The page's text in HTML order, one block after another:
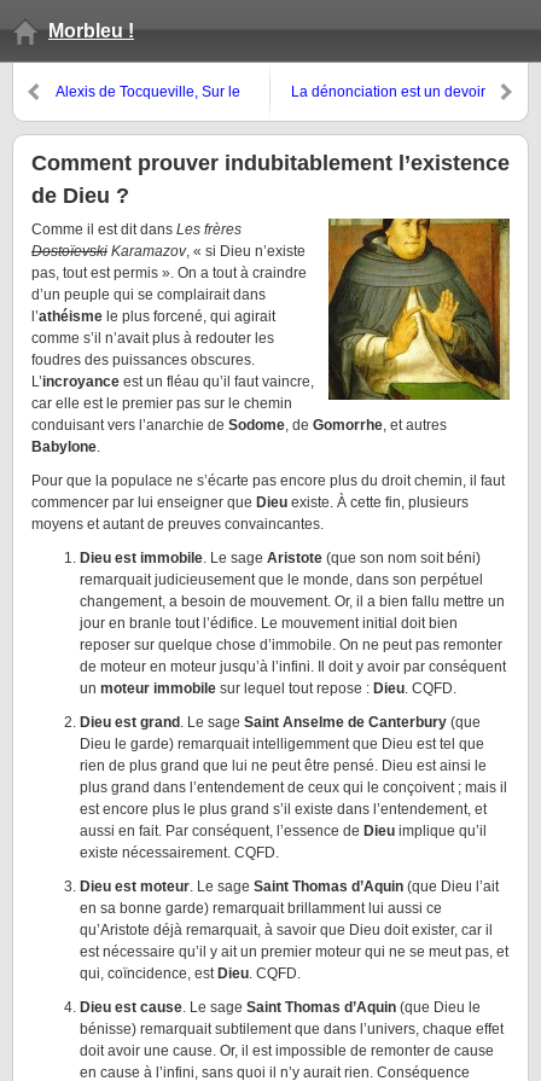
Morbleu !
Alexis de Tocqueville, Sur le
La dénonciation est un devoir
Comment prouver indubitablement l’existence
de Dieu ?
Comme il est dit dans Les frères
Dostoïevski Karamazov, « si Dieu n’existe
pas, tout est permis ». On a tout à craindre
d’un peuple qui se complairait dans
l’athéisme le plus forcené, qui agirait
comme s’il n’avait plus à redouter les
foudres des puissances obscures.
L’incroyance est un fléau qu’il faut vaincre,
car elle est le premier pas sur le chemin
conduisant vers l’anarchie de Sodome, de Gomorrhe, et autres
Babylone.
Pour que la populace ne s’écarte pas encore plus du droit chemin, il faut
commencer par lui enseigner que Dieu existe. À cette fin, plusieurs
moyens et autant de preuves convaincantes.
Dieu est immobile. Le sage Aristote (que son nom soit béni)
remarquait judicieusement que le monde, dans son perpétuel
changement, a besoin de mouvement. Or, il a bien fallu mettre un
jour en branle tout l’édifice. Le mouvement initial doit bien
reposer sur quelque chose d’immobile. On ne peut pas remonter
de moteur en moteur jusqu’à l’infini. Il doit y avoir par conséquent
un moteur immobile sur lequel tout repose : Dieu. CQFD.
Dieu est grand . Le sage Saint Anselme de Canterbury (que
Dieu le garde) remarquait intelligemment que Dieu est tel que
rien de plus grand que lui ne peut être pensé. Dieu est ainsi le
plus grand dans l’entendement de ceux qui le conçoivent ; mais il
est encore plus le plus grand s’il existe dans l’entendement, et
aussi en fait. Par conséquent, l’essence de Dieu implique qu’il
existe nécessairement. CQFD.
Dieu est moteur. Le sage Saint Thomas d’Aquin (que Dieu l’ait
en sa bonne garde) remarquait brillamment lui aussi ce
qu’Aristote déjà remarquait, à savoir que Dieu doit exister, car il
est nécessaire qu’il y ait un premier moteur qui ne se meut pas, et
qui, coïncidence, est Dieu. CQFD.
Dieu est cause. Le sage Saint Thomas d’Aquin (que Dieu le
bénisse) remarquait subtilement que dans l’univers, chaque effet
doit avoir une cause. Or, il est impossible de remonter de cause
en cause à l’infini, sans quoi il n’y aurait rien. Conséquence